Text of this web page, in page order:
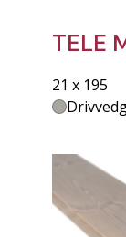
TELE
21 x 195